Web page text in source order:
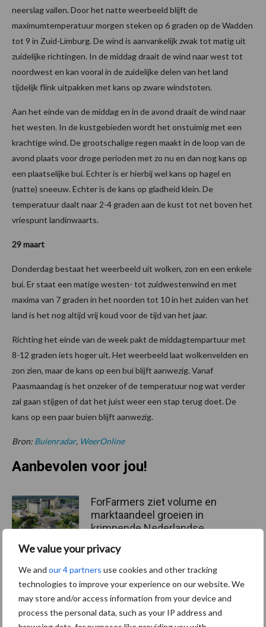
We value your privacy
We and our 4 partners use cookies and other tracking
technologies to improve your experience on our website. We
may store and/or access information from your device and
process the personal data, such as your IP address and
neerslag vallen. Door het natte weerbeeld blijft de
maximumtemperatuur morgen steken op 6 graden op de Wadden
tot 9 in Zuid-Limburg. De wind is aanvankelijk zwak tot matig uit
zuidelijke richtingen. In de middag draait de wind naar west tot
noordwest en kan vooral in de zuidelijke delen van het land
tijdelijk flink uitpakken met kans op zware windstoten.
Aan het einde van de middag en in de avond draait de wind naar
het westen. In de kustgebieden wordt het onstuimig met een
krachtige wind. De grootschalige regen maakt in de loop van de
avond plaats voor droge perioden met zo nu en dan nog kans op
een plaatselijke bui. Echter is er hierbij wel kans op hagel en
(natte) sneeuw. Echter is de kans op gladheid klein. De
temperatuur daalt naar 2-4 graden aan de kust tot net boven het
vriespunt landinwaarts.
29 maart
Donderdag bestaat het weerbeeld uit wolken, zon en een enkele
bui. Er staat een matige westen- tot zuidwestenwind en met
maxima van 7 graden in het noorden tot 10 in het zuiden van het
land is het nog altijd vrij koud voor de tijd van het jaar.
Richting het einde van de week pakt de middagtempartuur met
8-12 graden iets hoger uit. Het weerbeeld laat wolkenvelden en
zon zien, maar de kans op een bui blijft aanwezig. Vanaf
Paasmaandag is het onzeker of de temperatuur nog wat verder
zal gaan stijgen of dat het juist weer een stap terug doet. De
kans op een paar buien blijft aanwezig.
Bron: Buienradar, WeerOnline
Aanbevolen voor jou!
ForFarmers ziet volume en
marktaandeel groeien in
krimpende Nederlandse
Tien praktische tips voor
een langere levensduur